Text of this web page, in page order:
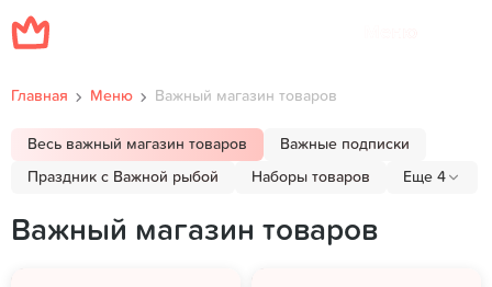
Главная Меню Важный магазин товаров
Весь важный магазин товаров Важные подписки
Праздник с Важной рыбой Наборы товаров Еще 4
Важный магазин товаров